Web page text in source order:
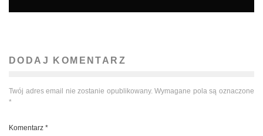
DODAJ KOMENTARZ
Twój adres email nie zostanie opublikowany. Wymagane pola są oznaczone
*
Komentarz *